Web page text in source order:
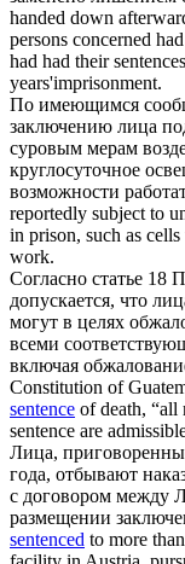
handed down
persons concerned
had had their
years'imprisonment.
По имеющимся
заключению лица
суровым мерам
круглосуточное
возможности
reportedly subject to
in prison, such as
work.
Согласно статье 18
допускается, что
могут в целях
всеми
включая
Constitution of
sentence of death, “all
sentence are
Лица,
года, отбывают
с договором между
размещении
sentenced to more